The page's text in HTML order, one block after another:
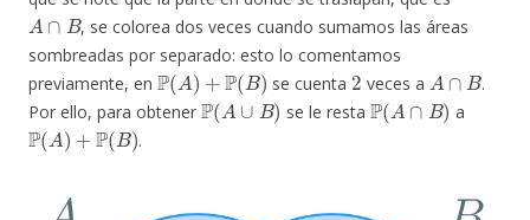
A∩ B
, se colorea dos veces cuando sumamos las áreas
sombreadas por separado: esto lo comentamos
previamente, en
P(A)+P(B )
se cuenta
2
veces a
A
.
Por ello, para obtener
P(A∪B)
se le resta
P(A∩ B )
a
P(A)+P(B)
.